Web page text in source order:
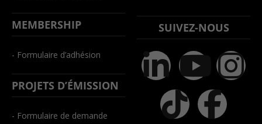
MEMBERSHIP
- Formulaire d’adhésion
PROJETS D’ÉMISSION
- Formulaire de demande
SUIVEZ-NOUS